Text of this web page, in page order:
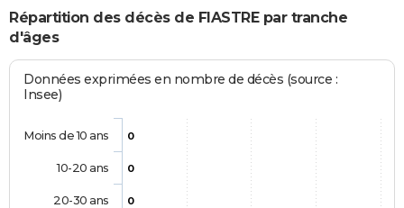
Répartition des décès de FIASTRE par tranche
d'âges
Données exprimées en nombre de décès (source :
Insee)
0
0
0
Moins de 10 ans
10-20 ans
20-30 ans